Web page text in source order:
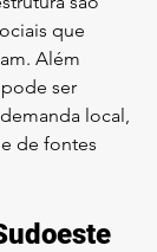
que
Além
ser
local,
de fontes